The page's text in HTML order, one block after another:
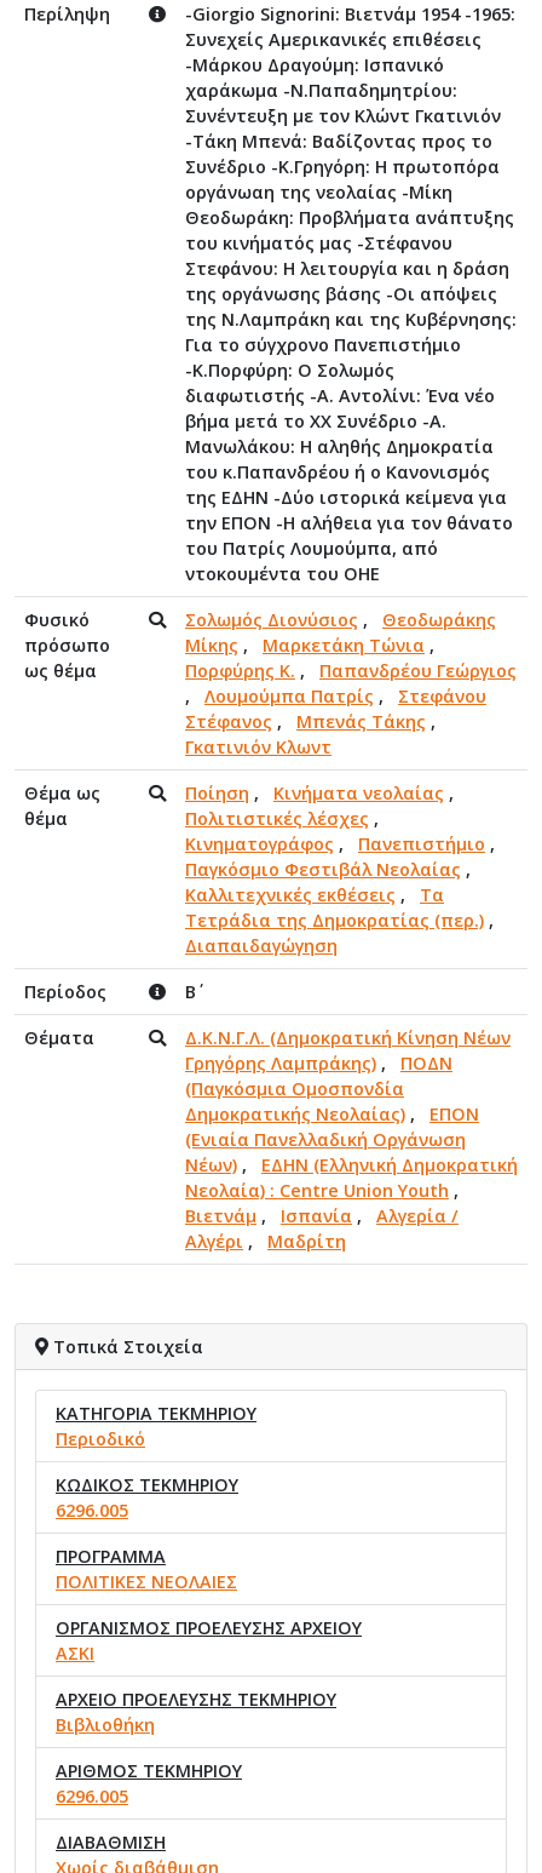
Περίληψη
-Giorgio Signorini: Βιετνάμ 1954 -1965:
Συνεχείς Αμερικανικές επιθέσεις
-Μάρκου Δραγούμη: Ισπανικό
χαράκωμα -Ν.Παπαδημητρίου:
Συνέντευξη με τον Κλώντ Γκατινιόν
-Τάκη Μπενά: Βαδίζοντας προς το
Συνέδριο -Κ.Γρηγόρη: Η πρωτοπόρα
οργάνωαη της νεολαίας -Μίκη
Θεοδωράκη: Προβλήματα ανάπτυξης
του κινήματός μας -Στέφανου
Στεφάνου: Η λειτουργία και η δράση
της οργάνωσης βάσης -Οι απόψεις
της Ν.Λαμπράκη και της Κυβέρνησης:
Για το σύγχρονο Πανεπιστήμιο
-Κ.Πορφύρη: Ο Σολωμός
διαφωτιστής -Α. Αντολίνι: Ένα νέο
βήμα μετά το XX Συνέδριο -Α.
Μανωλάκου: Η αληθής Δημοκρατία
του κ.Παπανδρέου ή ο Κανονισμός
της ΕΔΗΝ -Δύο ιστορικά κείμενα για
την ΕΠΟΝ -Η αλήθεια για τον θάνατο
του Πατρίς Λουμούμπα, από
ντοκουμέντα του ΟΗΕ
Φυσικό
πρόσωπο
ως θέμα
Σολωμός Διονύσιος , Θεοδωράκης
Μίκης , Μαρκετάκη Τώνια ,
Πορφύρης Κ. , Παπανδρέου Γεώργιος
, Λουμούμπα Πατρίς , Στεφάνου
Στέφανος , Μπενάς Τάκης ,
Γκατινιόν Κλωντ
Θέμα ως
θέμα
Ποίηση , Κινήματα νεολαίας ,
Πολιτιστικές λέσχες ,
Κινηματογράφος , Πανεπιστήμιο ,
Παγκόσμιο Φεστιβάλ Νεολαίας ,
Καλλιτεχνικές εκθέσεις , Τα
Τετράδια της Δημοκρατίας (περ.) ,
Διαπαιδαγώγηση
Περίοδος
Β΄
Θέματα
Δ.Κ.Ν.Γ.Λ. (Δημοκρατική Κίνηση Νέων
Γρηγόρης Λαμπράκης) , ΠΟΔΝ
(Παγκόσμια Ομοσπονδία
Δημοκρατικής Νεολαίας) , ΕΠΟΝ
(Ενιαία Πανελλαδική Οργάνωση
Νέων) , ΕΔΗΝ (Ελληνική Δημοκρατική
Νεολαία) : Centre Union Youth ,
Βιετνάμ , Ισπανία , Αλγερία /
Αλγέρι , Μαδρίτη
Τοπικά Στοιχεία
ΚΑΤΗΓΟΡΙΑ ΤΕΚΜΗΡΙΟΥ
Περιοδικό
ΚΩΔΙΚΟΣ ΤΕΚΜΗΡΙΟΥ
6296.005
ΠΡΟΓΡΑΜΜΑ
ΠΟΛΙΤΙΚΕΣ ΝΕΟΛΑΙΕΣ
ΟΡΓΑΝΙΣΜΟΣ ΠΡΟΕΛΕΥΣΗΣ ΑΡΧΕΙΟΥ
ΑΣΚΙ
ΑΡΧΕΙΟ ΠΡΟΕΛΕΥΣΗΣ ΤΕΚΜΗΡΙΟΥ
Βιβλιοθήκη
ΑΡΙΘΜΟΣ ΤΕΚΜΗΡΙΟΥ
6296.005
ΔΙΑΒΑΘΜΙΣΗ
Χωρίς διαβάθμιση